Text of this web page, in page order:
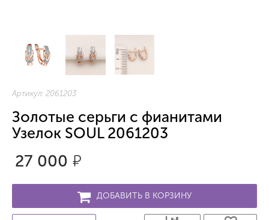
Артикул: 2061203
Золотые серьги с фианитами
Узелок SOUL 2061203
27 000 р.
ДОБАВИТЬ В КОРЗИНУ